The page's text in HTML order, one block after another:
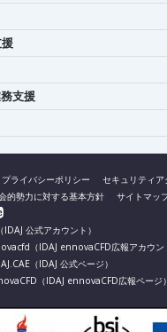
支援
プライバシーポリシー
セキュリティア
的勢力に対する基本方針 サイトマッ
（IDAJ 公式アカウント）
（IDAJ ennovaCFD広報アカウン
（IDAJ 公式ページ）
（IDAJ ennovaCFD広報ページ）